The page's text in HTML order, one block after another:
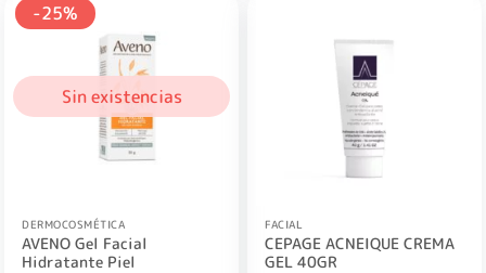
-25%
Sin existencias
DERMOCOSMÉTICA
AVENO Gel Facial
Hidratante Piel
FACIAL
CEPAGE ACNEIQUE CREMA
GEL 40GR